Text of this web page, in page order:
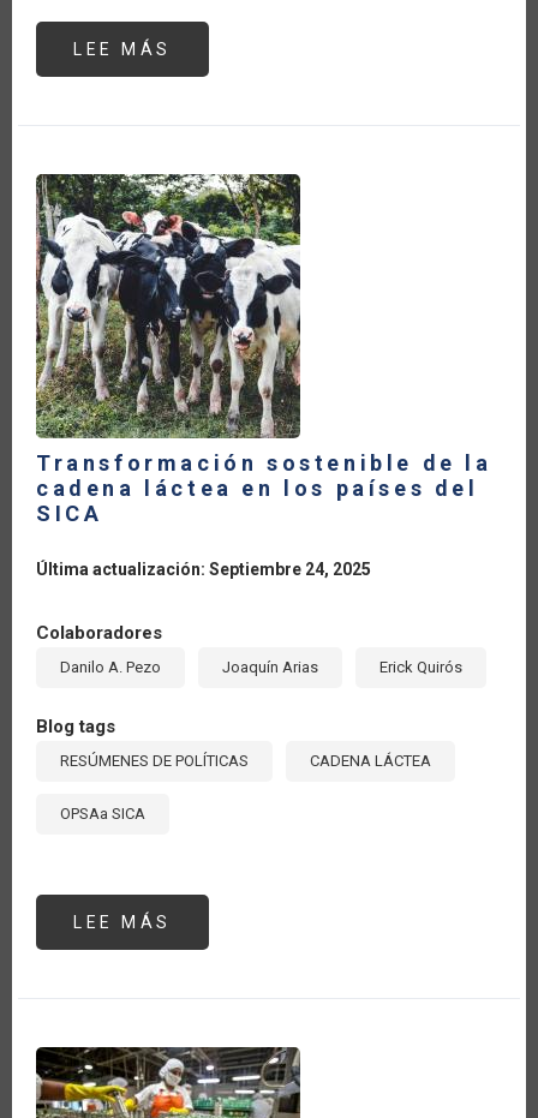
LEE MÁS
HACIA
TECNOLOGÍA
DIGITAL
PARA
LA
TRANSFORMACIÓN
DEL
SECTOR
Transformación sostenible de la
cadena láctea en los países del
SICA
Última actualización: Septiembre 24, 2025
Colaboradores
Danilo A. Pezo Joaquín Arias Erick Quirós
Blog tags
RESÚMENES DE POLÍTICAS CADENA LÁCTEA
OPSAa SICA
LEE MÁS
SOSTENIBLE
LOS
PAÍSES
DEL
SICA